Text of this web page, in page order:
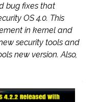
bug fixes that
OS 4.0. This
in kernel and
security tools and
new version. Also,